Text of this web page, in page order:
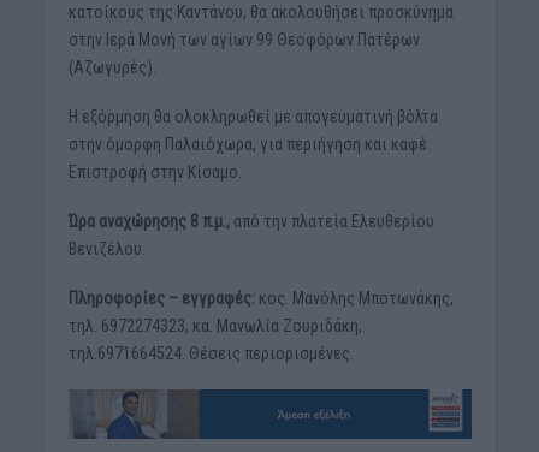
κατοίκους της Καντάνου, θα ακολουθήσει προσκύνημα
στην Ιερά Μονή των αγίων 99 Θεοφόρων Πατέρων
(Αζωγυρές).
Η εξόρμηση θα ολοκληρωθεί με απογευματινή βόλτα
στην όμορφη Παλαιόχωρα, για περιήγηση και καφέ.
Επιστροφή στην Κίσαμο.
Ώρα αναχώρησης 8 π.μ.,από την πλατεία Ελευθερίου
Βενιζέλου.
Πληροφορίες – εγγραφές: κος. Μανόλης Μποτωνάκης,
τηλ. 6972274323, κα. Μανωλία Ζουριδάκη,
τηλ.6971664524. Θέσεις περιορισμένες.